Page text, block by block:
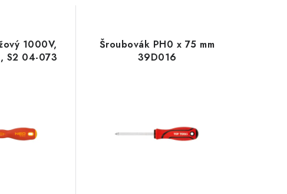
1000V,
S2 04-073
Šroubovák PH0 x 75 mm
39D016